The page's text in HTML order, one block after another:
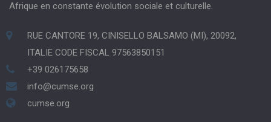
Afrique en constante évolution sociale et culturelle.
RUE CANTORE 19, CINISELLO BALSAMO (MI), 20092,
ITALIE CODE FISCAL 97563850151
+39 026175658
info@cumse.org
cumse.org